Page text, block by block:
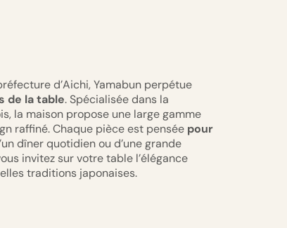
d’Aichi, Yamabun perpétue
de la table. Spécialisée dans la
la maison propose une large gamme
raffiné. Chaque pièce est pensée pour
dîner quotidien ou d’une grande
invitez sur votre table l’élégance
traditions japonaises.